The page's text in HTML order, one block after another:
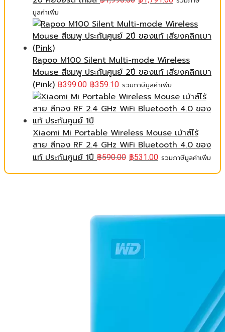
มูลค่าเพิ่ม
Rapoo M100 Silent Multi-mode Wireless
Mouse สีชมพู ประกันศูนย์ 2ปี ของแท้ เสียงคลิกเบา
(Pink) ฿399.00 ฿359.10 รวมภาษีมูลค่าเพิ่ม
Xiaomi Mi Portable Wireless Mouse เม้าส์ไร้
สาย สีทอง RF 2.4 GHz WiFi Bluetooth 4.0 ของ
แท้ ประกันศูนย์ 1ปี ฿590.00 ฿531.00 รวมภาษีมูลค่าเพิ่ม